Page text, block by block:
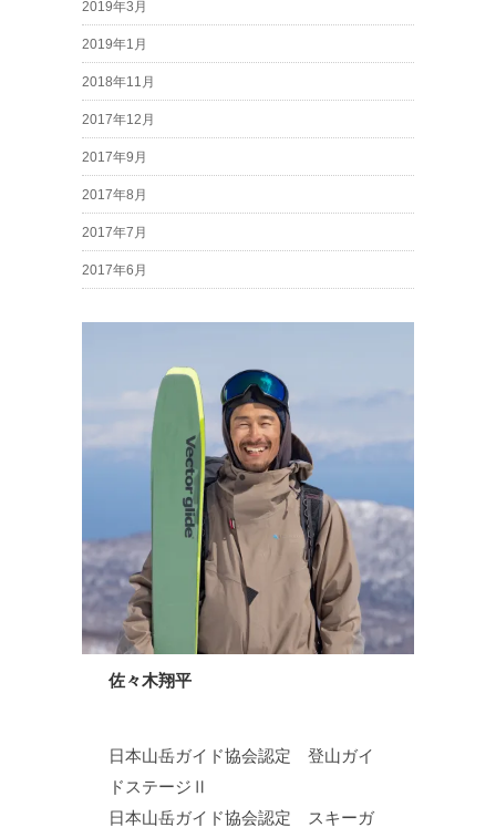
2019年3月
2019年1月
2018年11月
2017年12月
2017年9月
2017年8月
2017年7月
2017年6月
佐々木翔平
日本山岳ガイド協会認定 登山ガイ
ドステージⅡ
日本山岳ガイド協会認定 スキーガ